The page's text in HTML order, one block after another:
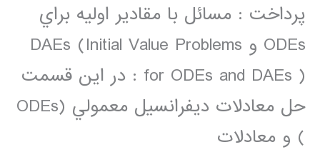
پرداخت : مسائل با مقادير اوليه براي
ODEs و DAEs (Initial Value Problems
for ODEs and DAEs ) : در اين قسمت
حل معادلات ديفرانسيل معمولي (ODEs
) و معادلات